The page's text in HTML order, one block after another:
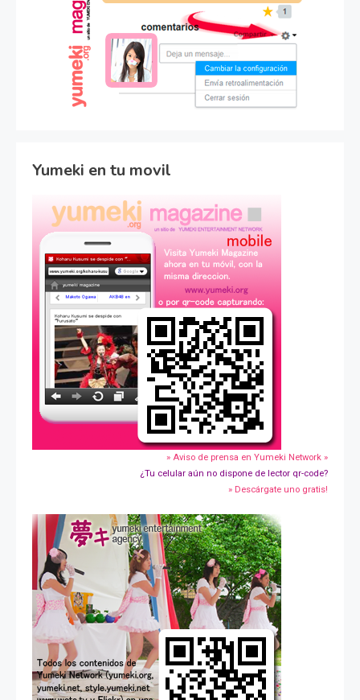
Yumeki en tu movil
» Aviso de prensa en Yumeki Network »
¿Tu celular aún no dispone de lector qr-code?
» Descárgate uno gratis!